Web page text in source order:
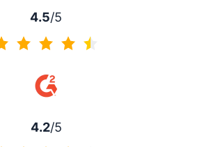
4.5/5
4.2/5